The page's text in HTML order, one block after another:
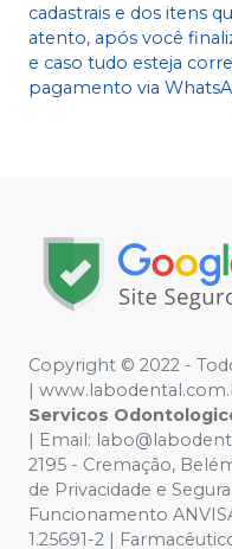
cadastrais e dos itens
atento, após você
e caso tudo esteja
pagamento via
Copyright © 2022 -
|
Servicos
| Email:
2195 - Cremação,
de Privacidade e
Funcionamento
1.25691-2 |